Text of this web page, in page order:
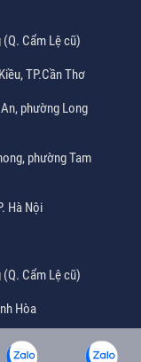
(Q. Cẩm Lệ cũ)
TP.Cần Thơ
phường Long
phường Tam
Hà Nội
(Q. Cẩm Lệ cũ)
Hòa